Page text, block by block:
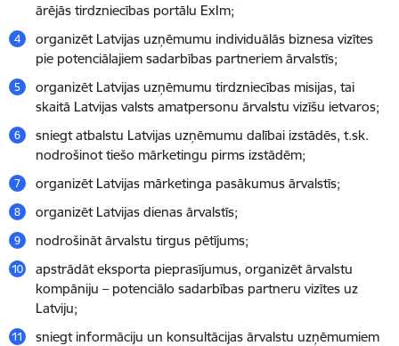
ārējās tirdzniecības portālu ExIm;
organizēt Latvijas uzņēmumu individuālās biznesa vizītes
pie potenciālajiem sadarbības partneriem ārvalstīs;
organizēt Latvijas uzņēmumu tirdzniecības misijas, tai
skaitā Latvijas valsts amatpersonu ārvalstu vizīšu ietvaros;
sniegt atbalstu Latvijas uzņēmumu dalībai izstādēs, t.sk.
nodrošinot tiešo mārketingu pirms izstādēm;
organizēt Latvijas mārketinga pasākumus ārvalstīs;
organizēt Latvijas dienas ārvalstīs;
nodrošināt ārvalstu tirgus pētījums;
apstrādāt eksporta pieprasījumus, organizēt ārvalstu
kompāniju – potenciālo sadarbības partneru vizītes uz
Latviju;
sniegt informāciju un konsultācijas ārvalstu uzņēmumiem